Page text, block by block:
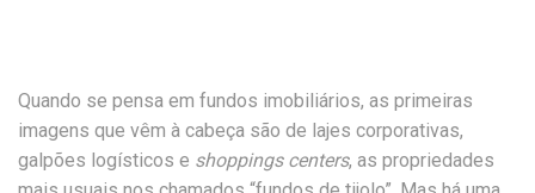
Quando se pensa em fundos imobiliários, as primeiras
imagens que vêm à cabeça são de lajes corporativas,
galpões logísticos e shoppings centers, as propriedades